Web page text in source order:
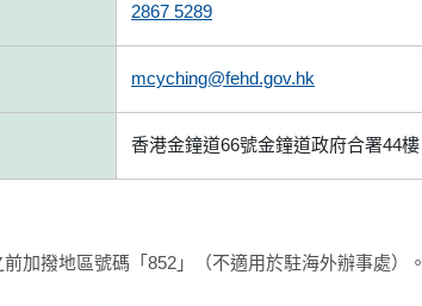
2867 5289
mcyching@fehd.gov.hk
香港金鐘道66號金鐘道政府合署44樓
加撥地區號碼「852」（不適用於駐海外辦事處）。